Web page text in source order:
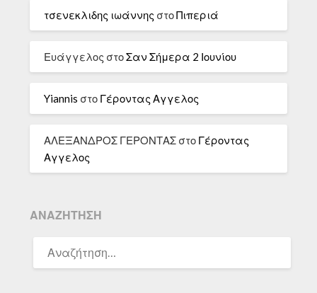
τσενεκλιδης ιωάννης στοΠιπεριά
Ευάγγελος στοΣαν Σήμερα 2 Ιουνίου
Yiannis στο Γέροντας Αγγελος
ΑΛΕΞΑΝΔΡΟΣ ΓΕΡΟΝΤΑΣ στο Γέροντας
Αγγελος
ΑΝΑΖΉΤΗΣΗ
ΓΙΑ: